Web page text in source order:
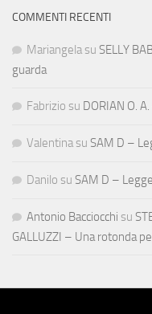
COMMENTI RECENTI
Mariangela su SELLY
guarda
Fabrizio su DORIAN O.
Valentina su SAM D –
Danilo su SAM D –
Antonio Bacciocchi su
GALLUZZI – Una rotonda